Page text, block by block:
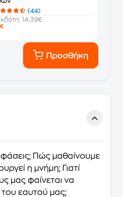
(44)
14.39€
Προσθήκη
Πώς μαθαίνουμε
η μνήμη; Γιατί
μας φαίνεται να
του εαυτού μας;